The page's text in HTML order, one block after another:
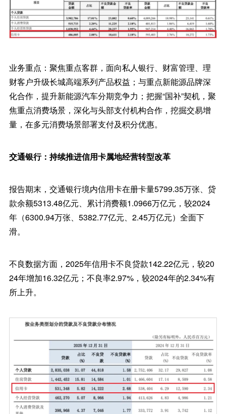
业务重点：聚焦重点客群，面向私人银行、财富管理、理
财客户升级长城高端系列产品权益；与重点新能源品牌深
化合作，提升新能源汽车分期竞争力；把握“国补”契机，聚
焦重点消费场景，深化与头部支付机构合作，挖掘交易增
量，在多元消费场景部署支付及积分优惠。
交通银行：持续推进信用卡属地经营转型改革
报告期末，交通银行境内信用卡在册卡量5799.35万张、贷
款余额5313.48亿元、累计消费额1.0966万亿元，较2024
年（6300.94万张、5382.77亿元、2.45万亿元）全面下
滑。
不良数据方面，2025年信用卡不良贷款142.22亿元，较20
24年增加16.32亿元；不良率2.97%，较2024年的2.34%有
所上升。